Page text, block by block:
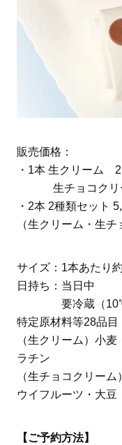
販売価格：
・1本 生クリーム
生チョコクリ
・2本 2種類セット
（生クリーム・生チ
サイズ：1本あたり
日持ち：当日中
要冷蔵（10℃
特定原材料等28品目
（生クリーム）小
ラチン
（生チョコクリー
ウイフルーツ・大豆
【ご予約方法】